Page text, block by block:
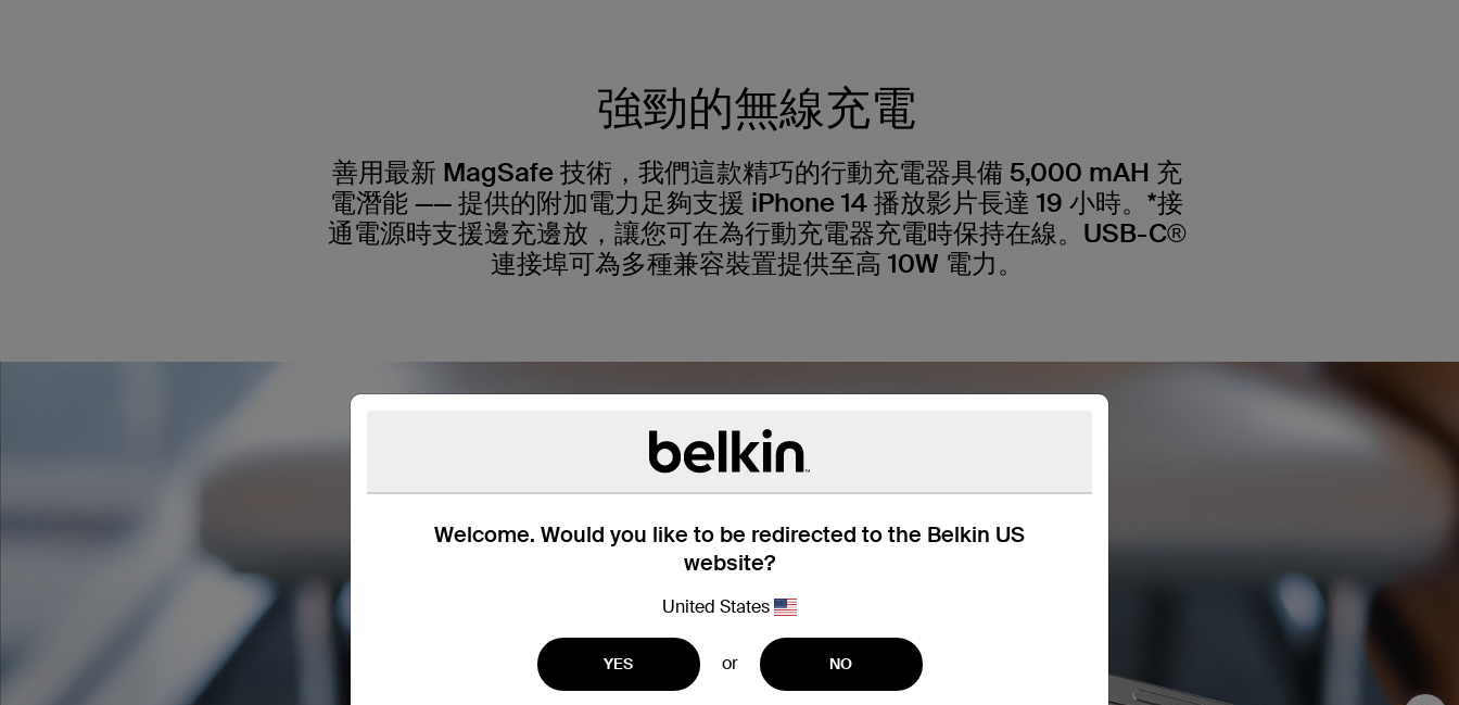
Welcome. Would you like to be redirected to the Belkin US
website?
United States
YES or NO
強勁的無線充電
善用最新 MagSafe 技術，我們這款精巧的行動充電器具備 5,000 mAH 充
電潛能 —— 提供的附加電力足夠支援 iPhone 14 播放影片長達 19 小時。*接
通電源時支援邊充邊放，讓您可在為行動充電器充電時保持在線。USB-C®
連接埠可為多種兼容裝置提供至高 10W 電力。